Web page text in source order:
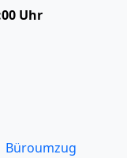
Uhr
Büroumzug